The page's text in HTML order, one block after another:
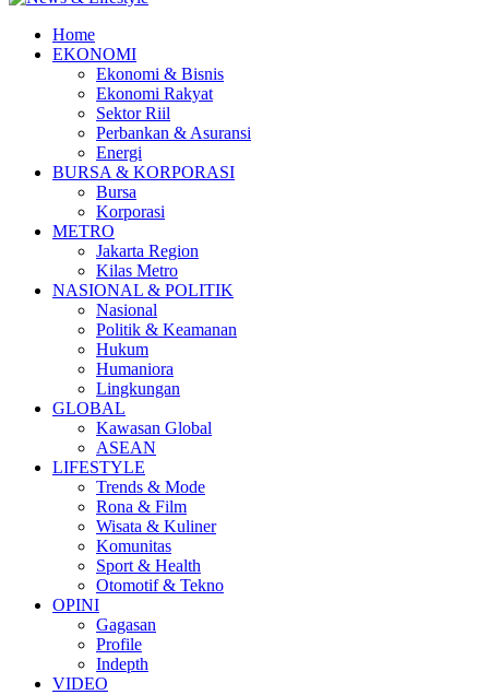
Home
EKONOMI
Ekonomi & Bisnis
Ekonomi Rakyat
Sektor Riil
Perbankan & Asuransi
Energi
BURSA & KORPORASI
Bursa
Korporasi
METRO
Jakarta Region
Kilas Metro
NASIONAL & POLITIK
Nasional
Politik & Keamanan
Hukum
Humaniora
Lingkungan
GLOBAL
Kawasan Global
ASEAN
LIFESTYLE
Trends & Mode
Rona & Film
Wisata & Kuliner
Komunitas
Sport & Health
Otomotif & Tekno
OPINI
Gagasan
Profile
Indepth
VIDEO